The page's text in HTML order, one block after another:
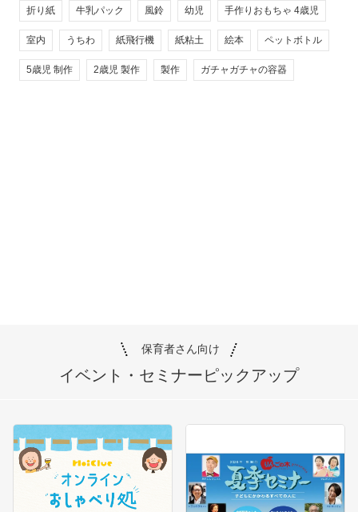
折り紙 牛乳パック 風鈴 幼児 手作りおもちゃ 4歳児
室内 うちわ 紙飛行機 紙粘土 絵本 ペットボトル
5歳児 制作 2歳児 製作 製作 ガチャガチャの容器
保育者さん向け
イベント・セミナーピックアップ